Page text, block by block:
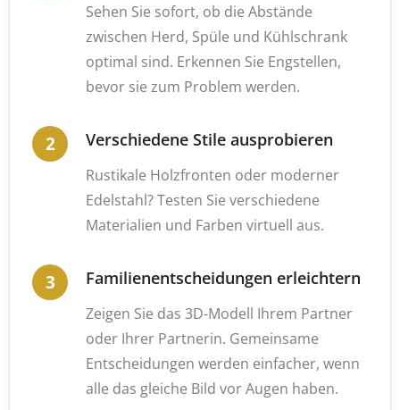
Sehen Sie sofort, ob die Abstände
zwischen Herd, Spüle und Kühlschrank
optimal sind. Erkennen Sie Engstellen,
bevor sie zum Problem werden.
Verschiedene Stile ausprobieren
Rustikale Holzfronten oder moderner
Edelstahl? Testen Sie verschiedene
Materialien und Farben virtuell aus.
Familienentscheidungen erleichtern
Zeigen Sie das 3D-Modell Ihrem Partner
oder Ihrer Partnerin. Gemeinsame
Entscheidungen werden einfacher, wenn
alle das gleiche Bild vor Augen haben.